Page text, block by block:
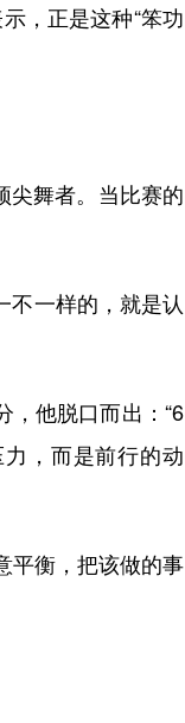
，正是这种“笨功
舞者。当比赛的
一样的，就是认
他脱口而出：“6
，而是前行的动
衡，把该做的事